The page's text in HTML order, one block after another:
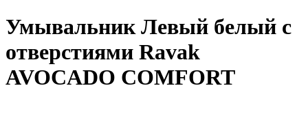
Умывальник Левый белый с
отвеpстиями Ravak
AVOCADO COMFORT